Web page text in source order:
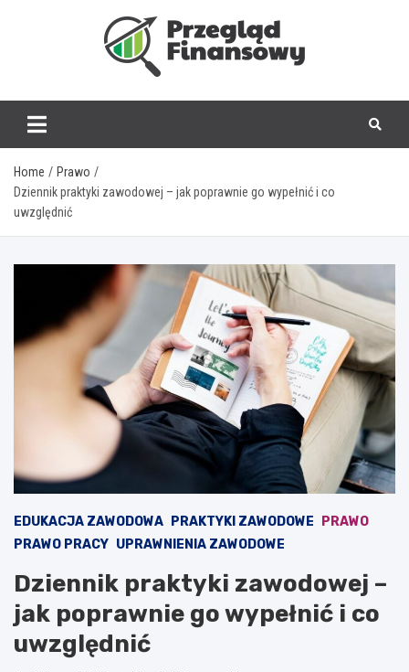
Home
Prawo
Dziennik praktyki zawodowej – jak poprawnie go wypełnić i co
uwzględnić
EDUKACJA ZAWODOWA PRAKTYKI ZAWODOWE
PRAWO
PRAWO PRACY UPRAWNIENIA ZAWODOWE
Dziennik praktyki zawodowej –
jak poprawnie go wypełnić i co
uwzględnić